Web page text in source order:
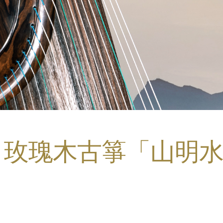
瑰木古箏「山明